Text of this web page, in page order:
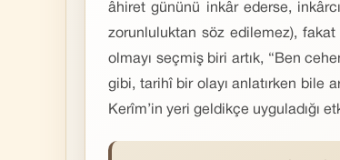
âhiret gününü inkâr ederse,
zorunluluktan söz edilemez), fakat
olmayı seçmiş biri artık, “Ben
gibi, tarihî bir olayı anlatırken bile
Kerîm’in yeri geldikçe uyguladığı